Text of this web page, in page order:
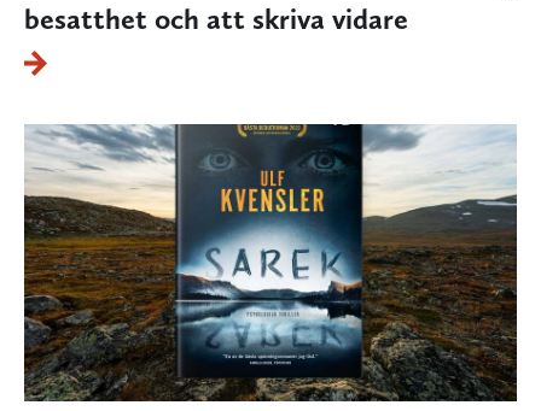
besatthet och att skriva vidare